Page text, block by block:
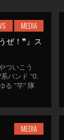
MEDIA
ぜ！❞』ス
ついこう
バンド "0.
る "竿" 隊
MEDIA